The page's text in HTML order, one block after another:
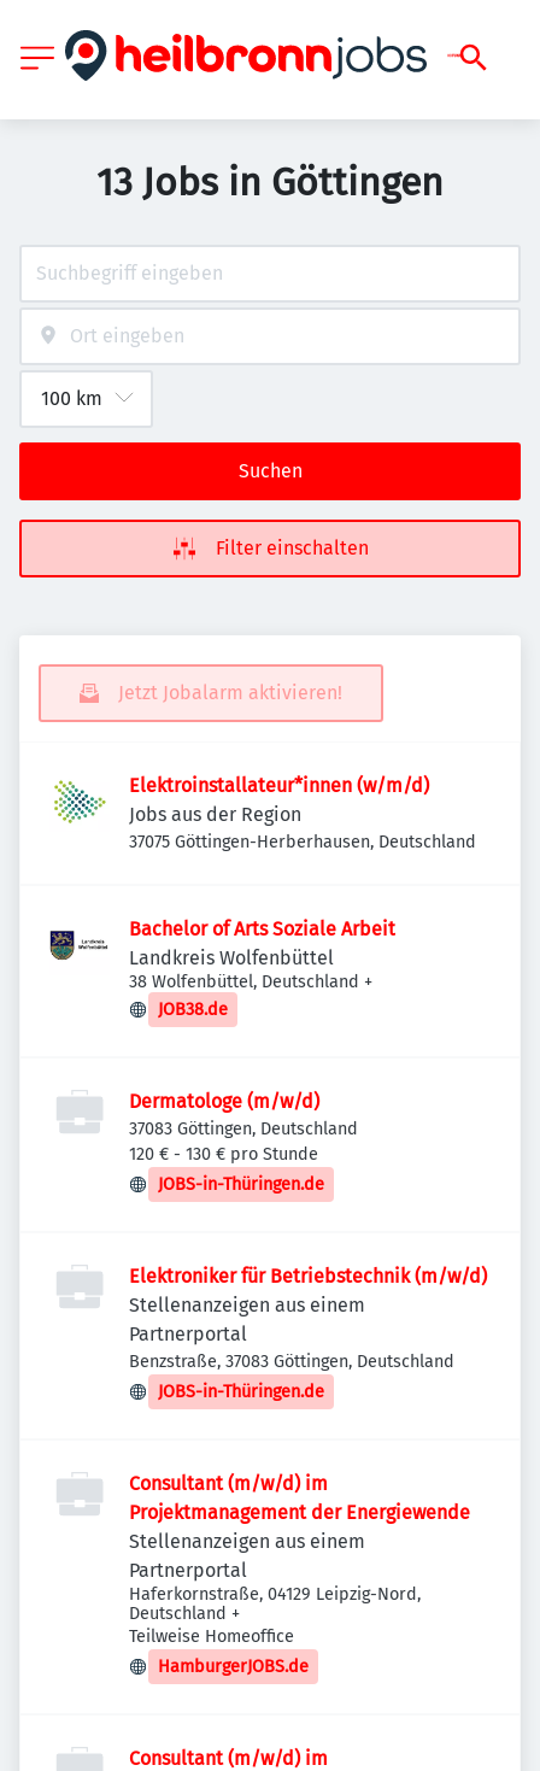
13 Jobs in Göttingen
Suchen
Filter einschalten
Jetzt Jobalarm aktivieren!
Elektroinstallateur*innen (w/m/d)
Jobs aus der Region
37075 Göttingen-Herberhausen, Deutschland
Bachelor of Arts Soziale Arbeit
Landkreis Wolfenbüttel
38 Wolfenbüttel, Deutschland +
JOB38.de
Dermatologe (m/w/d)
37083 Göttingen, Deutschland
120 € - 130 € pro Stunde
JOBS-in-Thüringen.de
Elektroniker für Betriebstechnik (m/w/d)
Stellenanzeigen aus einem
Partnerportal
Benzstraße, 37083 Göttingen, Deutschland
JOBS-in-Thüringen.de
Consultant (m/w/d) im
Projektmanagement der Energiewende
Stellenanzeigen aus einem
Partnerportal
Haferkornstraße, 04129 Leipzig-Nord,
Deutschland +
Teilweise Homeoffice
HamburgerJOBS.de
Consultant (m/w/d) im